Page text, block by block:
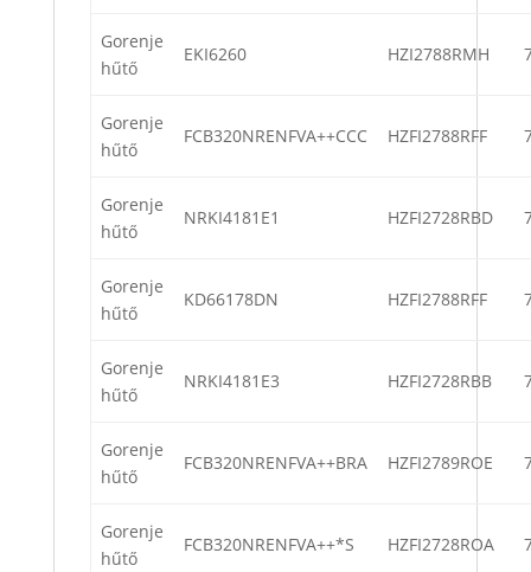
Gorenje
hűtő
EKI6260 HZI2788RMH
Gorenje
hűtő
FCB320NRENFVA++CCC HZFI2788RFF
Gorenje
hűtő
NRKI4181E1 HZFI2728RBD
Gorenje
hűtő
KD66178DN HZFI2788RFF
Gorenje
hűtő
NRKI4181E3 HZFI2728RBB
Gorenje
hűtő
FCB320NRENFVA++BRA HZFI2789ROE
Gorenje
hűtő
FCB320NRENFVA++*S HZFI2728ROA